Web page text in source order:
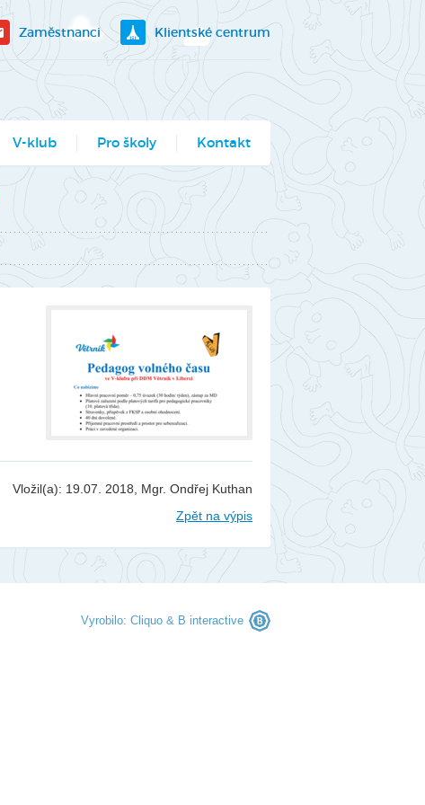
Zaměstnanci Klientské centrum
V-klub
Tábory
Programy pro školy
Akce ve Véčku
Městský parlament
Pro školy Kontakt
Vložil(a): 19.07. 2018, Mgr. Ondřej Kuthan
Zpět na výpis
Vyrobilo: Cliquo & B interactive